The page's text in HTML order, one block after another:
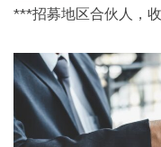
***招募地区合伙人，